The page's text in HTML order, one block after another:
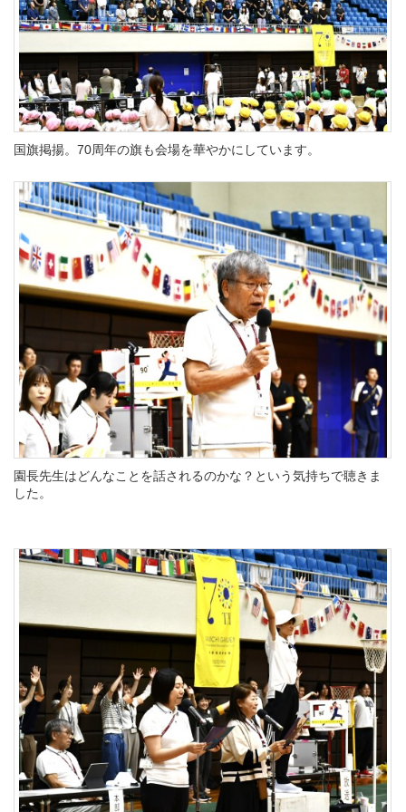
国旗掲揚。70周年の旗も会場を華やかにしています。
園長先生はどんなことを話されるのかな？という気持ちで聴きま
した。